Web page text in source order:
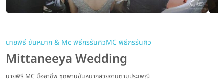
นายพิธี ขันหมาก & Mc พิธีกรรันคิวMC พิธีกรรันคิว
Mittaneeya Wedding
นายพิธี MC มืออาชีพ ชุดพานขันหมากสวยงามตามประเพณี